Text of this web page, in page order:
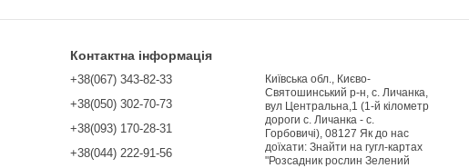
Контактна інформація
+38(067) 343-82-33
+38(050) 302-70-73
+38(093) 170-28-31
+38(044) 222-91-56
Київська обл., Києво-
Святошинський р-н, с. Личанка,
вул Центральна,1 (1-й кілометр
дороги с. Личанка - с.
Горбовичі), 08127 Як до нас
доїхати: Знайти на гугл-картах
"Розсадник рослин Зелений